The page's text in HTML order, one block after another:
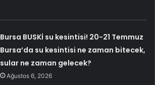
Bursa BUSKİ su kesintisi! 20-21 Temmuz
Bursa’da su kesintisi ne zaman bitecek,
sular ne zaman gelecek?
Ağustos 6, 2026